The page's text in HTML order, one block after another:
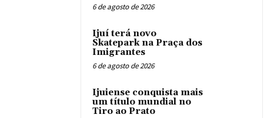
6 de agosto de 2026
Ijuí terá novo
Skatepark na Praça dos
Imigrantes
6 de agosto de 2026
Ijuiense conquista mais
um título mundial no
Tiro ao Prato